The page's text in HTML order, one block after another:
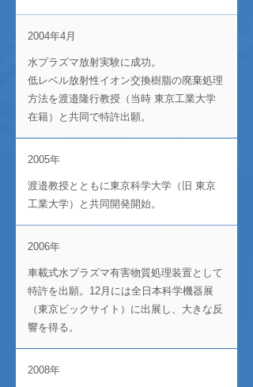
2004年4月
水プラズマ放射実験に成功。
低レベル放射性イオン交換樹脂の廃棄処理
方法を渡邉隆⾏教授（当時 東京工業大学
在籍）と共同で特許出願。
2005年
渡邉教授とともに東京科学大学（旧 東京
工業大学）と共同開発開始。
2006年
車載式水プラズマ有害物質処理装置として
特許を出願。12月には全日本科学機器展
（東京ビックサイト）に出展し、大きな反
響を得る。
2008年